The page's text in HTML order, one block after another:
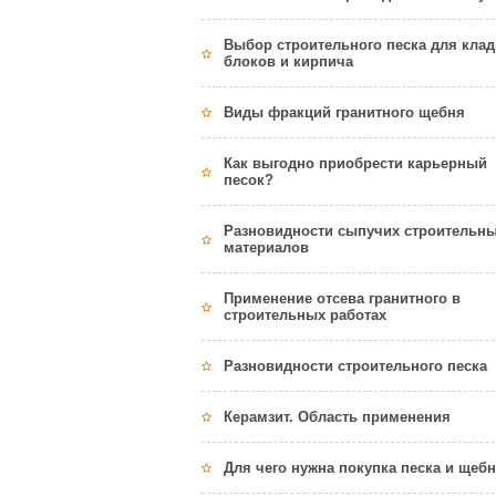
Выбор строительного песка для
блоков и кирпича
Виды фракций гранитного щебня
Как выгодно приобрести карьерный
песок?
Разновидности сыпучих
материалов
Применение отсева гранитного в
строительных работах
Разновидности строительного песка
Керамзит. Область применения
Для чего нужна покупка песка и